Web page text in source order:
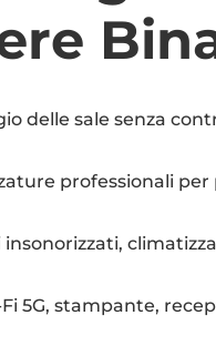
delle sale senza
professionali
5G, stampante,